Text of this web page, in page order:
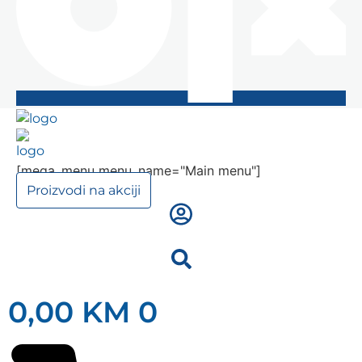
[mega_menu menu_name="Main menu"]
Proizvodi na akciji
0,00 KM 0